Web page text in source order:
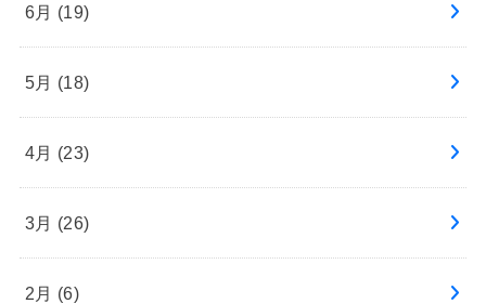
6月 (19)
5月 (18)
4月 (23)
3月 (26)
2月 (6)